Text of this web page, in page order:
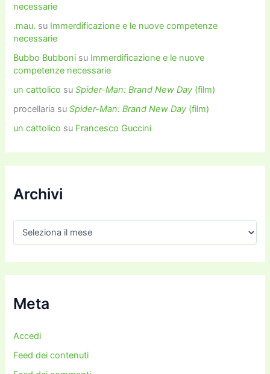
necessarie
.mau. su Immerdificazione e le nuove competenze
necessarie
Bubbo Bubboni su Immerdificazione e le nuove
competenze necessarie
un cattolico suSpider-Man: Brand New Day (film)
procellaria suSpider-Man: Brand New Day (film)
un cattolico su Francesco Guccini
Archivi
h
i
iMeta
Accedi
Feed dei contenuti